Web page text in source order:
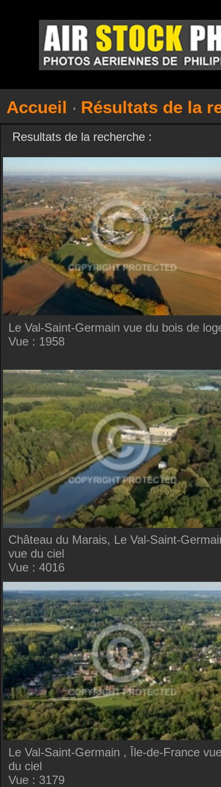
Accueil Résultats de la
Resultats de la recherche :
Le Val-Saint-Germain vue du bois de
Vue : 1958
Château du Marais, Le Val-Saint-
vue du ciel
Vue : 4016
Le Val-Saint-Germain , Île-de-France
du ciel
Vue : 3179